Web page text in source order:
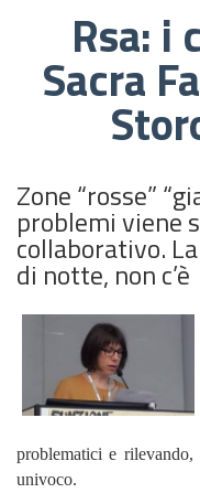
Rsa: i
Sacra
Zone “rosse”
problemi viene
collaborativo.
di notte, non c’è
problematici e
univoco.